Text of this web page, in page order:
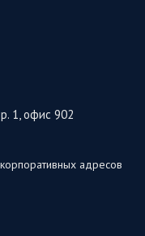
1, офис 902
адресов